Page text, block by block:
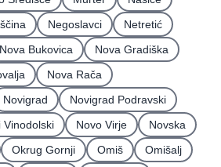
Negoslavci
Netretić
Nova Bukovica
Nova Gradiška
Nova Rača
Novigrad
Novigrad Podravski
Vinodolski Novo Virje
Novska
Okrug Gornji Omiš
Omišalj